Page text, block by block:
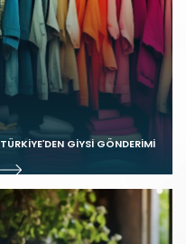
TÜRKIYE’DEN GIYSI GÖNDERIMI